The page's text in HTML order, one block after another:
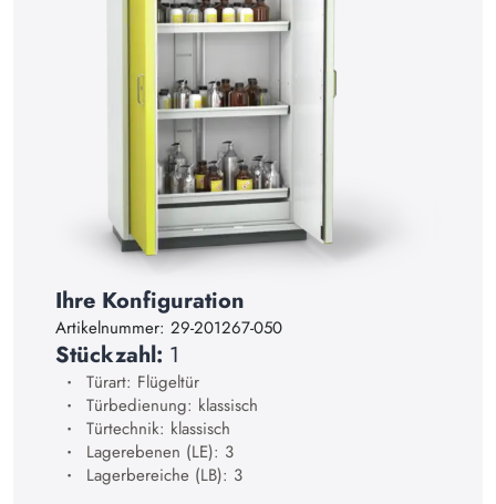
22
23
Ihre Konfiguration
Artikelnummer: 29-201267-050
Stückzahl: 1
Türart: Flügeltür
Türbedienung: klassisch
Türtechnik: klassisch
Lagerebenen (LE): 3
Lagerbereiche (LB): 3